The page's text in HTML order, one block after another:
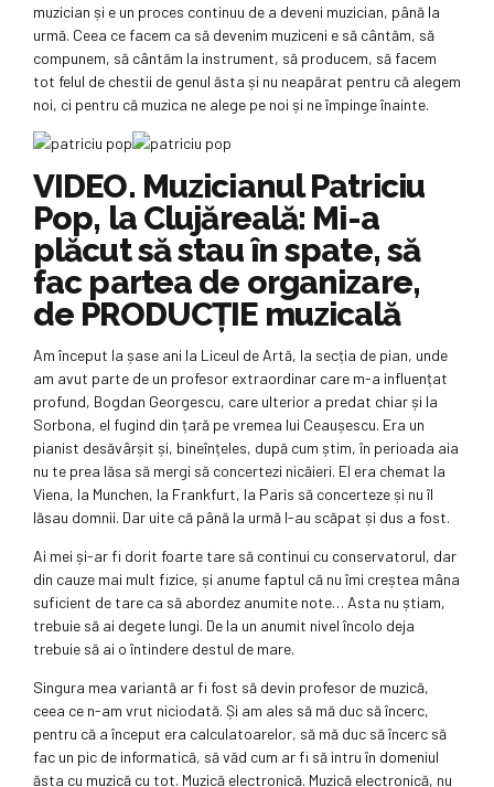
muzician și e un proces continuu de a deveni muzician, până la
urmă. Ceea ce facem ca să devenim muziceni e să cântăm, să
compunem, să cântăm la instrument, să producem, să facem
tot felul de chestii de genul ăsta și nu neapărat pentru că alegem
noi, ci pentru că muzica ne alege pe noi și ne împinge înainte.
VIDEO. Muzicianul Patriciu
Pop, la Clujăreală: Mi-a
plăcut să stau în spate, să
fac partea de organizare,
de PRODUCȚIE muzicală
Am început la șase ani la Liceul de Artă, la secția de pian, unde
am avut parte de un profesor extraordinar care m-a influențat
profund, Bogdan Georgescu, care ulterior a predat chiar și la
Sorbona, el fugind din țară pe vremea lui Ceaușescu. Era un
pianist desăvârșit și, bineînțeles, după cum știm, în perioada aia
nu te prea lăsa să mergi să concertezi nicăieri. El era chemat la
Viena, la Munchen, la Frankfurt, la Paris să concerteze și nu îl
lăsau domnii. Dar uite că până la urmă l-au scăpat și dus a fost.
Ai mei și-ar fi dorit foarte tare să continui cu conservatorul, dar
din cauze mai mult fizice, și anume faptul că nu îmi creștea mâna
suficient de tare ca să abordez anumite note… Asta nu știam,
trebuie să ai degete lungi. De la un anumit nivel încolo deja
trebuie să ai o întindere destul de mare.
Singura mea variantă ar fi fost să devin profesor de muzică,
ceea ce n-am vrut niciodată. Și am ales să mă duc să încerc,
pentru că a început era calculatoarelor, să mă duc să încerc să
fac un pic de informatică, să văd cum ar fi să intru în domeniul
ăsta cu muzică cu tot. Muzică electronică. Muzică electronică, nu